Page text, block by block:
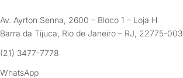
Av. Ayrton Senna, 2600 – Bloco 1 – Loja H
Barra da Tijuca, Rio de Janeiro – RJ, 22775-003
(21) 3477-7778
WhatsApp